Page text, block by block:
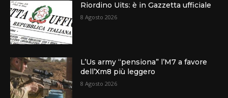
Riordino Uits: è in Gazzetta ufficiale
8 Agosto 2026
L’Us army “pensiona” l’M7 a favore
dell’Xm8 più leggero
8 Agosto 2026